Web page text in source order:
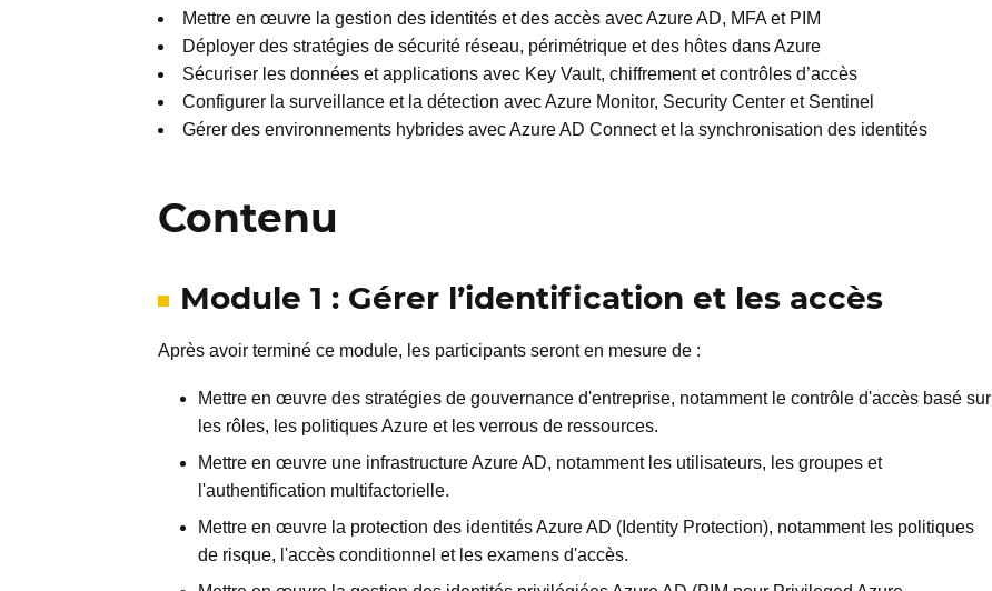
Mettre en œuvre la gestion des identités et des accès avec Azure AD, MFA et PIM
Déployer des stratégies de sécurité réseau, périmétrique et des hôtes dans Azure
Sécuriser les données et applications avec Key Vault, chiffrement et contrôles d’accès
Configurer la surveillance et la détection avec Azure Monitor, Security Center et Sentinel
Gérer des environnements hybrides avec Azure AD Connect et la synchronisation des identités
Contenu
Module 1 : Gérer l’identification et les accès
Après avoir terminé ce module, les participants seront en mesure de :
Mettre en œuvre des stratégies de gouvernance d'entreprise, notamment le contrôle d'accès basé sur
les rôles, les politiques Azure et les verrous de ressources.
Mettre en œuvre une infrastructure Azure AD, notamment les utilisateurs, les groupes et
l'authentification multifactorielle.
Mettre en œuvre la protection des identités Azure AD (Identity Protection), notamment les politiques
de risque, l'accès conditionnel et les examens d'accès.